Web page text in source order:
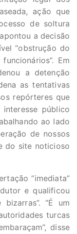
ação que
de soltura
a decisão
“obstrução do
Em
a detenção
as tentativas
repórteres que
público
ao lado
de nossos
do site noticioso
“imediata”
e qualificou
“É um
turcas
disse